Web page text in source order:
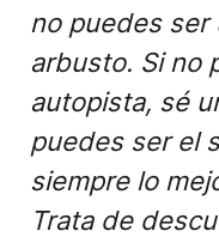
no puedes ser
arbusto. Si no
autopista, sé
puedes ser el
siempre lo
Trata de